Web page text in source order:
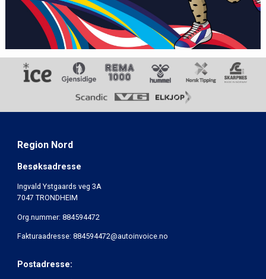
Region Nord
Besøksadresse
Ingvald Ystgaards veg 3A
7047 TRONDHEIM
Org.nummer: 884594472
Fakturaadresse: 884594472@autoinvoice.no
Postadresse: